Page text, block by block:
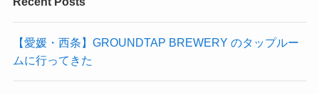
【愛媛・西条】GROUNDTAP BREWERY のタップルー
ムに行ってきた